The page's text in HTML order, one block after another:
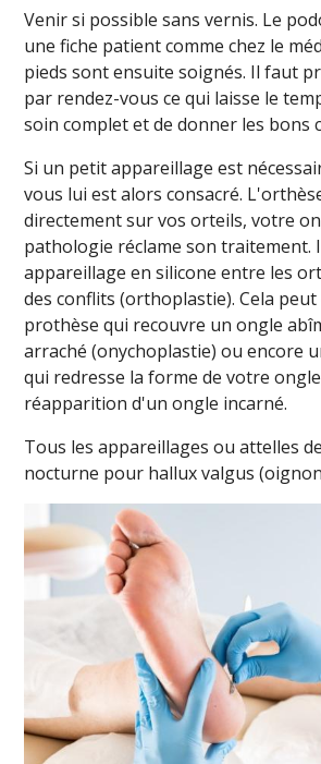
Venir si possible sans vernis. Le
une fiche patient comme chez le
pieds sont ensuite soignés. Il faut
par rendez-vous ce qui laisse le
soin complet et de donner les bons
Si un petit appareillage est
vous lui est alors consacré.
directement sur vos orteils, votre
pathologie réclame son traitement.
appareillage en silicone entre les
des conflits (orthoplastie). Cela
prothèse qui recouvre un ongle
arraché (onychoplastie) ou encore
qui redresse la forme de votre
réapparition d'un ongle incarné.
Tous les appareillages ou attelles
nocturne pour hallux valgus